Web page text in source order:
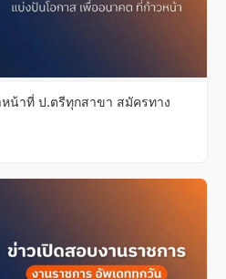
น้าที่ ป.ตรีทุกสาขา สมัครทาง